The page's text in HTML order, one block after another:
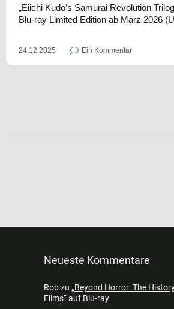
„Eiichi Kudo’s Samurai Revolution
Blu-ray Limited Edition ab März 2026
24.12.2025 Ein Kommentar
Neueste Kommentare
Robzu „Beyond Horror: The
Films“ auf Blu-ray